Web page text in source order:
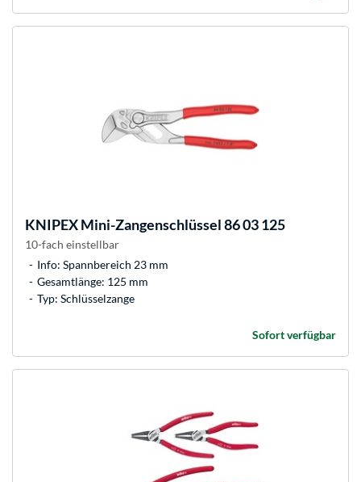
KNIPEXMini-Zangenschlüssel 86 03 125
10-fach einstellbar
Info: Spannbereich 23 mm
Gesamtlänge: 125 mm
Typ: Schlüsselzange
Sofort verfügbar